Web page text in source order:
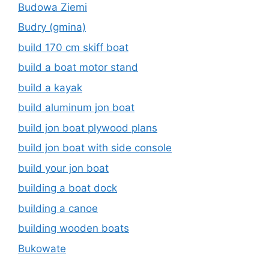
Budowa Ziemi
Budry (gmina)
build 170 cm skiff boat
build a boat motor stand
build a kayak
build aluminum jon boat
build jon boat plywood plans
build jon boat with side console
build your jon boat
building a boat dock
building a canoe
building wooden boats
Bukowate